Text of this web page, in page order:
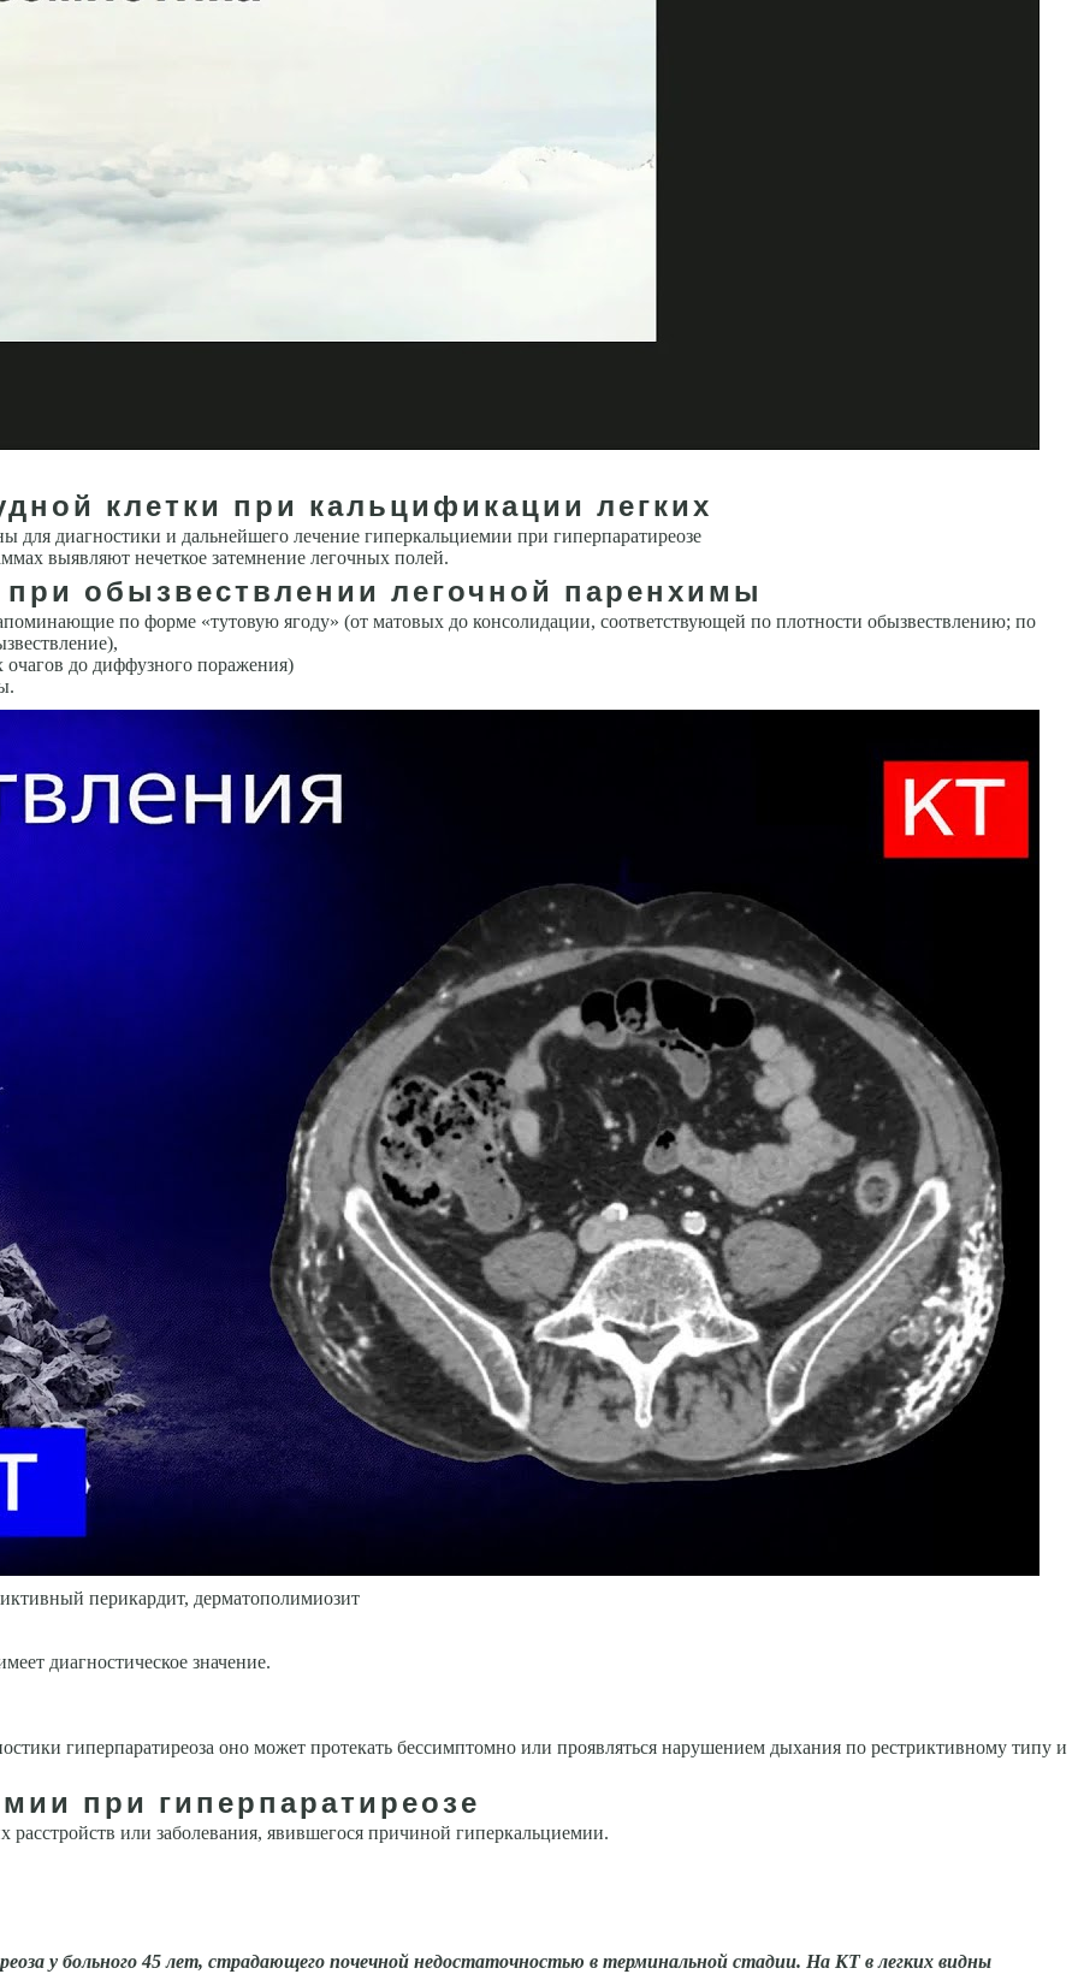
клетки при кальцификации легких
для диагностики и дальнейшего лечение гиперкальциемии при гиперпаратиреозе
выявляют нечеткое затемнение легоч­ных полей.
обызвествлении легочной паренхимы
по форме «тутовую ягоду» (от матовых до консолидации, соответ­ствующей по плотности обызвествлению; по
очагов до диффузного поражения)
перикардит, дерматополимиозит
диагностическое значение.
гиперпаратиреоза оно может протекать бессимптом­но или проявляться нарушением дыхания по рестриктивному типу и
при гиперпаратиреозе
или заболевания, явившегося причиной гиперкальциемии.
у больного 45 лет, страдающего почечной недостаточностью в терминальной стадии. На КТ в легких видны